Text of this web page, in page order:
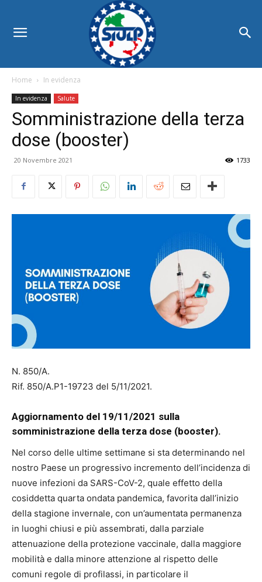
Home In evidenza
In evidenza Salute
Somministrazione della terza
dose (booster)
20 Novembre 2021 1733
N. 850/A.
Rif. 850/A.P1-19723 del 5/11/2021.
Aggiornamento del 19/11/2021 sulla
somministrazione della terza dose (booster).
Nel corso delle ultime settimane si sta determinando nel
nostro Paese un progressivo incremento dell’incidenza di
nuove infezioni da SARS-CoV-2, quale effetto della
cosiddetta quarta ondata pandemica, favorita dall’inizio
della stagione invernale, con un’aumentata permanenza
in luoghi chiusi e più assembrati, dalla parziale
attenuazione della protezione vaccinale, dalla maggiore
mobilità e dalla minore attenzione al rispetto delle
comuni regole di profilassi, in particolare il